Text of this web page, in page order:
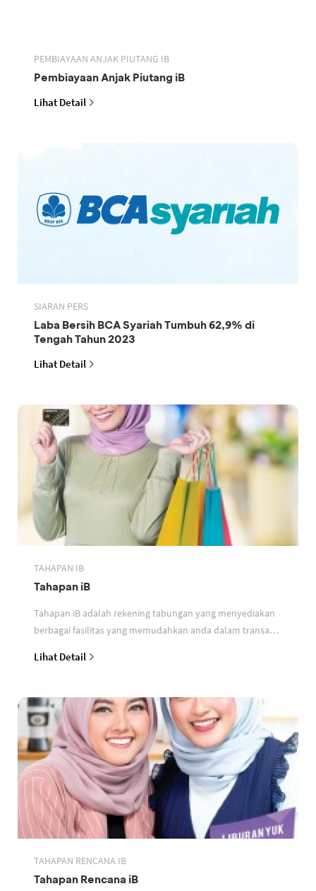
PEMBIAYAAN ANJAK PIUTANG IB
Pembiayaan Anjak Piutang iB
Lihat Detail
SIARAN PERS
Laba Bersih BCA Syariah Tumbuh 62,9% di
Tengah Tahun 2023
Lihat Detail
TAHAPAN IB
Tahapan iB
Tahapan iB adalah rekening tabungan yang menyediakan
berbagai fasilitas yang memudahkan anda dalam transaksi
Lihat Detail
TAHAPAN RENCANA IB
Tahapan Rencana iB